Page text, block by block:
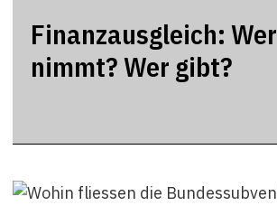
Finanzausgleich: Wer
nimmt? Wer gibt?